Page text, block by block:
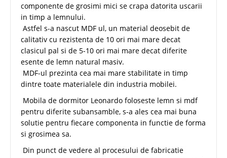
componente de grosimi mici se crapa datorita uscarii
in timp a lemnului.
Astfel s-a nascut MDF ul, un material deosebit de
calitativ cu rezistenta de 10 ori mai mare decat
clasicul pal si de 5-10 ori mai mare decat diferite
esente de lemn natural masiv.
MDF-ul prezinta cea mai mare stabilitate in timp
dintre toate materialele din industria mobilei.
Mobila de dormitor Leonardo foloseste lemn si mdf
pentru diferite subansamble, s-a ales cea mai buna
solutie pentru fiecare componenta in functie de forma
si grosimea sa.
Din punct de vedere al procesului de fabricatie